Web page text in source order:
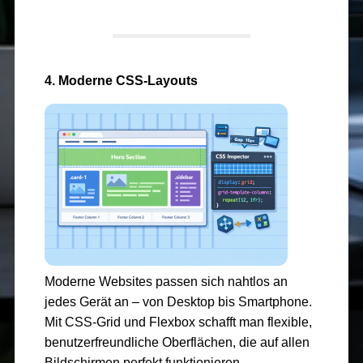
4. Moderne CSS-Layouts
Moderne Websites passen sich nahtlos an
jedes Gerät an – von Desktop bis Smartphone.
Mit CSS-Grid und Flexbox schafft man flexible,
benutzerfreundliche Oberflächen, die auf allen